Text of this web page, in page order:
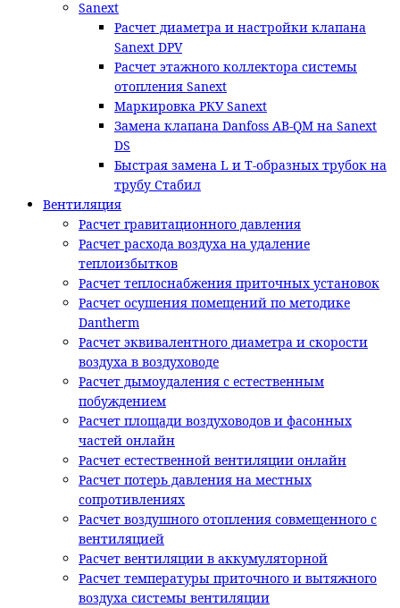
Sanext
Расчет диаметра и настройки клапана
Sanext DPV
Расчет этажного коллектора системы
отопления Sanext
Маркировка РКУ Sanext
Замена клапана Danfoss AB-QM на Sanext
DS
Быстрая замена L и T-образных трубок на
трубу Стабил
Вентиляция
Расчет гравитационного давления
Расчет расхода воздуха на удаление
теплоизбытков
Расчет теплоснабжения приточных установок
Расчет осушения помещений по методике
Dantherm
Расчет эквивалентного диаметра и скорости
воздуха в воздуховоде
Расчет дымоудаления с естественным
побуждением
Расчет площади воздуховодов и фасонных
частей онлайн
Расчет естественной вентиляции онлайн
Расчет потерь давления на местных
сопротивлениях
Расчет воздушного отопления совмещенного с
вентиляцией
Расчет вентиляции в аккумуляторной
Расчет температуры приточного и вытяжного
воздуха системы вентиляции